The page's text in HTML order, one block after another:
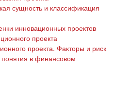
сущность и классификация
инновационных проектов
проекта
проекта. Факторы и риск
в финансовом